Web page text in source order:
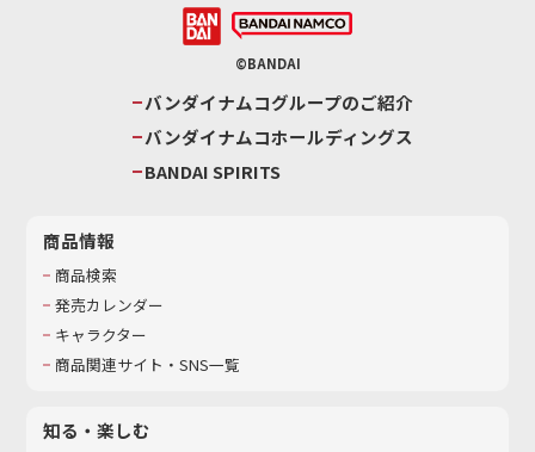
©BANDAI
バンダイナムコグループのご紹介
バンダイナムコホールディングス
BANDAI SPIRITS
商品情報
商品検索
発売カレンダー
キャラクター
商品関連サイト・SNS一覧
知る・楽しむ